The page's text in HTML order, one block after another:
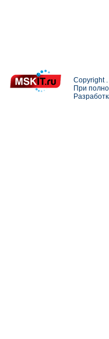
Copyright
При